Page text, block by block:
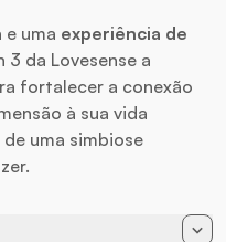
uma experiência de
3 da Lovesense a
fortalecer a conexão
à sua vida
uma simbiose